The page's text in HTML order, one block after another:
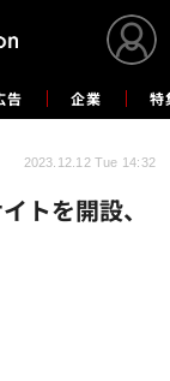
告 企業 特
トを開設、
2023.12.12 Tue 14:32